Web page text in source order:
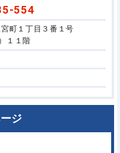
554
町１丁目３番１号
１１階
ジ